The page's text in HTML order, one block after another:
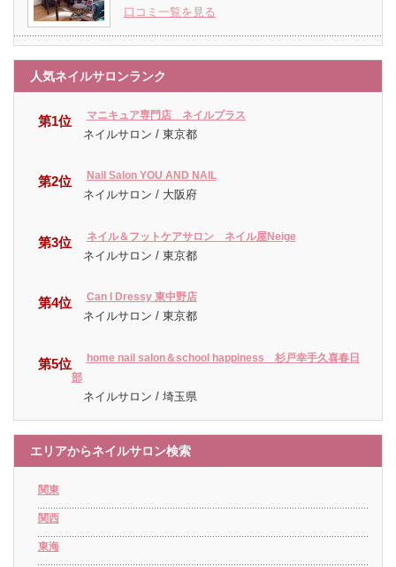
口コミ一覧を見る
人気ネイルサロンランク
第1位 マニキュア専門店 ネイルプラス
ネイルサロン / 東京都
第2位 Nail Salon YOU AND NAIL
ネイルサロン / 大阪府
第3位 ネイル＆フットケアサロン ネイル屋Neige
ネイルサロン / 東京都
第4位 Can I Dressy 東中野店
ネイルサロン / 東京都
第5位
home nail salon＆school happiness 杉戸幸手久喜春日
部
ネイルサロン / 埼玉県
エリアからネイルサロン検索
関東
関西
東海